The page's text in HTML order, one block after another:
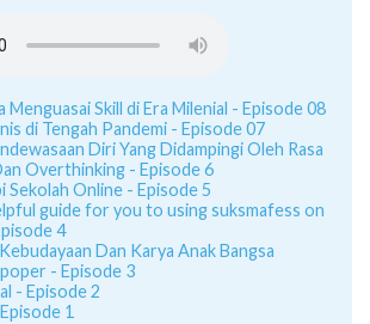
Menguasai Skill di Era Milenial - Episode 08
di Tengah Pandemi - Episode 07
Diri Yang Didampingi Oleh Rasa
Overthinking - Episode 6
Sekolah Online - Episode 5
guide for you to using suksmafess on
4
Dan Karya Anak Bangsa
- Episode 3
- Episode 2
1